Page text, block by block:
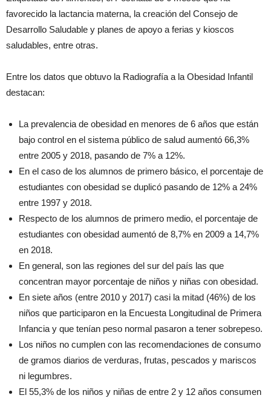
favorecido la lactancia materna, la creación del Consejo de
Desarrollo Saludable y planes de apoyo a ferias y kioscos
saludables, entre otras.
Entre los datos que obtuvo la Radiografía a la Obesidad Infantil
destacan:
La prevalencia de obesidad en menores de 6 años que están
bajo control en el sistema público de salud aumentó 66,3%
entre 2005 y 2018, pasando de 7% a 12%.
En el caso de los alumnos de primero básico, el porcentaje de
estudiantes con obesidad se duplicó pasando de 12% a 24%
entre 1997 y 2018.
Respecto de los alumnos de primero medio, el porcentaje de
estudiantes con obesidad aumentó de 8,7% en 2009 a 14,7%
en 2018.
En general, son las regiones del sur del país las que
concentran mayor porcentaje de niños y niñas con obesidad.
En siete años (entre 2010 y 2017) casi la mitad (46%) de los
niños que participaron en la Encuesta Longitudinal de Primera
Infancia y que tenían peso normal pasaron a tener sobrepeso.
Los niños no cumplen con las recomendaciones de consumo
de gramos diarios de verduras, frutas, pescados y mariscos
ni legumbres.
El 55,3% de los niños y niñas de entre 2 y 12 años consumen